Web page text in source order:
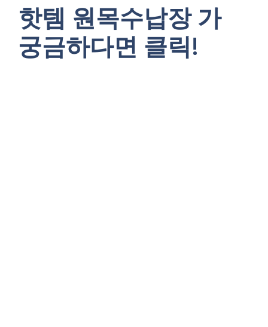
핫템 원목수납장 가
궁금하다면 클릭!